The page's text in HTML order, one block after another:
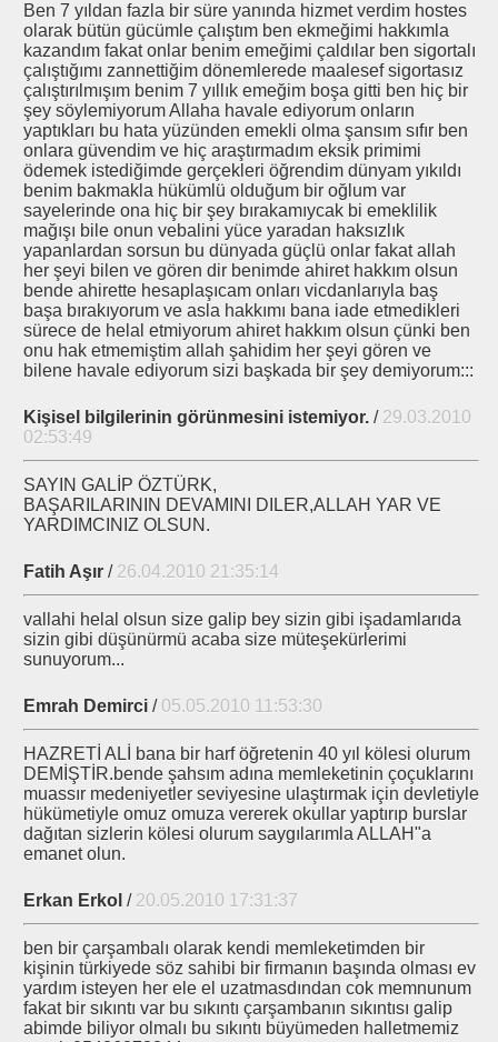
Ben 7 yıldan fazla bir süre yanında hizmet verdim hostes
olarak bütün gücümle çalıştım ben ekmeğimi hakkımla
kazandım fakat onlar benim emeğimi çaldılar ben sigortalı
çalıştığımı zannettiğim dönemlerede maalesef sigortasız
çalıştırılmışım benim 7 yıllık emeğim boşa gitti ben hiç bir
şey söylemiyorum Allaha havale ediyorum onların
yaptıkları bu hata yüzünden emekli olma şansım sıfır ben
onlara güvendim ve hiç araştırmadım eksik primimi
ödemek istediğimde gerçekleri öğrendim dünyam yıkıldı
benim bakmakla hükümlü olduğum bir oğlum var
sayelerinde ona hiç bir şey bırakamıycak bi emeklilik
mağışı bile onun vebalini yüce yaradan haksızlık
yapanlardan sorsun bu dünyada güçlü onlar fakat allah
her şeyi bilen ve gören dir benimde ahiret hakkım olsun
bende ahirette hesaplaşıcam onları vicdanlarıyla baş
başa bırakıyorum ve asla hakkımı bana iade etmedikleri
sürece de helal etmiyorum ahiret hakkım olsun çünki ben
onu hak etmemiştim allah şahidim her şeyi gören ve
bilene havale ediyorum sizi başkada bir şey demiyorum:::
Kişisel bilgilerinin görünmesini istemiyor. / 29.03.2010
02:53:49
SAYIN GALİP ÖZTÜRK,
BAŞARILARININ DEVAMINI DILER,ALLAH YAR VE
YARDIMCINIZ OLSUN.
Fatih Aşır / 26.04.2010 21:35:14
vallahi helal olsun size galip bey sizin gibi işadamlarıda
sizin gibi düşünürmü acaba size müteşekürlerimi
sunuyorum...
Emrah Demirci / 05.05.2010 11:53:30
HAZRETİ ALİ bana bir harf öğretenin 40 yıl kölesi olurum
DEMİŞTİR.bende şahsım adına memleketinin çoçuklarını
muassır medeniyetler seviyesine ulaştırmak için devletiyle
hükümetiyle omuz omuza vererek okullar yaptırıp burslar
dağıtan sizlerin kölesi olurum saygılarımla ALLAH"a
emanet olun.
Erkan Erkol / 20.05.2010 17:31:37
ben bir çarşambalı olarak kendi memleketimden bir
kişinin türkiyede söz sahibi bir firmanın başında olması ev
yardım isteyen her ele el uzatmasdından cok memnunum
fakat bir sıkıntı var bu sıkıntı çarşambanın sıkıntısı galip
abimde biliyor olmalı bu sıkıntı büyümeden halletmemiz
Hükümet.
Turkey
Yasası.
İş - İs Der Ziyareti
Görüşmesi
Ne Dedi
Uymaz
DOĞAN
KARARI
Efendi.Karakaşiler